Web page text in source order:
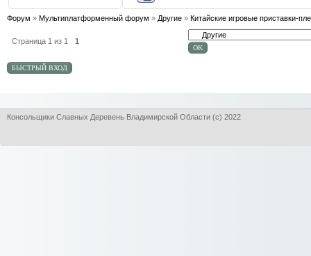
Форум » Мультиплатформенный форум » Другие » Китайские игровые приставки-
Страница 1 из 1 1
Консольщики Славных Деревень Владимирской Области (с) 2022